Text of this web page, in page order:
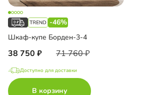
-46%
Шкаф-купе Борден-3-4
38 750 71 760
Доступно для доставки
В корзину